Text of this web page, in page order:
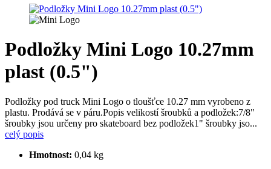
Podložky Mini Logo 10.27mm
plast (0.5")
Podložky pod truck Mini Logo o tloušťce 10.27 mm vyrobeno z
plastu. Prodává se v páru.Popis velikostí šroubků a podložek:7/8"
šroubky jsou určeny pro skateboard bez podložek1" šroubky jso...
celý popis
Hmotnost: 0,04 kg